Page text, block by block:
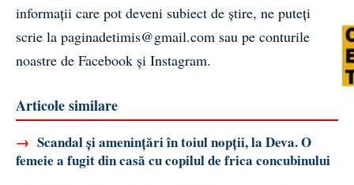
informații care pot deveni subiect de știre, ne puteți
scrie la paginadetimis@gmail.com sau pe conturile
noastre de Facebook și Instagram.
Articole similare
→ Scandal și amenințări în toiul nopții, la Deva. O
femeie a fugit din casă cu copilul de frica concubinului